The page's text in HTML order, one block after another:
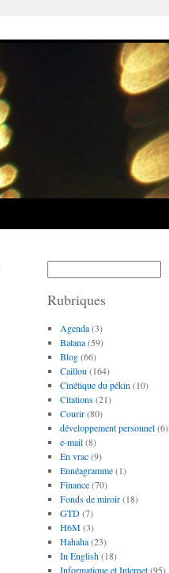
Rubriques
Agenda(3)
Batana(59)
Blog(66)
Caillou (164)
Cinétique du pékin (10)
Citations(21)
Courir(80)
développement personnel(6)
e-mail(8)
En vrac(9)
Ennéagramme(1)
Finance(70)
Fonds de miroir(18)
GTD(7)
H6M(3)
Hahaha(23)
In English(18)
Informatique et Internet(95)